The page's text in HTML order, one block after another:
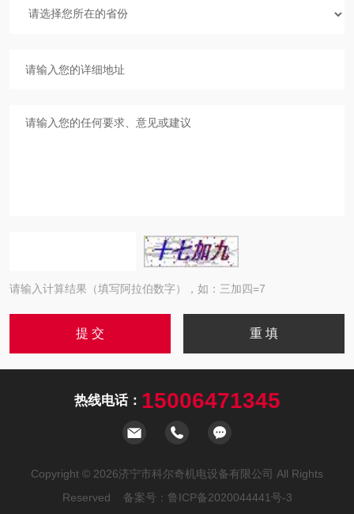
请输入计算结果（填写阿拉伯数字），如：三加四=7
热线电话： 15006471345
Copyright © 2026济宁市科尔奇机电设备有限公司 All Rights
Reserved 备案号： 鲁ICP备2020044441号-3